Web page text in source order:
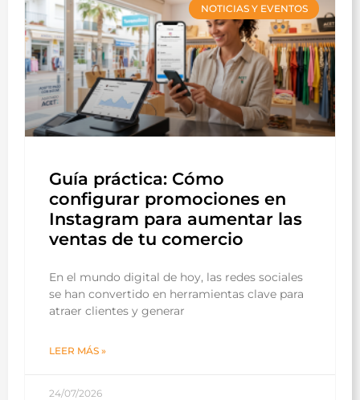
NOTICIAS Y EVENTOS
Guía práctica: Cómo
configurar promociones en
Instagram para aumentar las
ventas de tu comercio
En el mundo digital de hoy, las redes sociales
se han convertido en herramientas clave para
atraer clientes y generar
LEER MÁS »
24/07/2026